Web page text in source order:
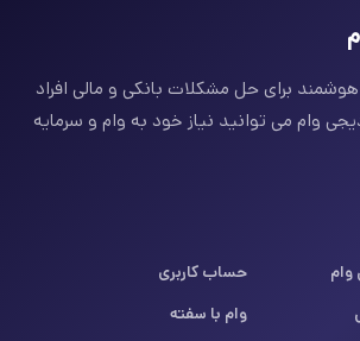
برای حل مشکلات بانکی و مالی افراد
وام می توانید نیاز خود به وام و سرمایه
حساب کاربری
وام با سفته